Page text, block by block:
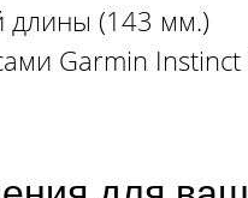
длины (143 мм.)
Garmin Instinct